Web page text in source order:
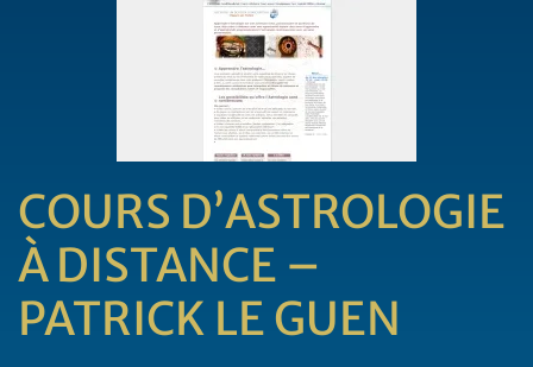
COURS D’ASTROLOGIE
À DISTANCE –
PATRICK LE GUEN